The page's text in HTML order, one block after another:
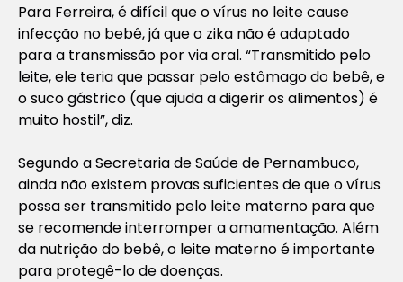
Para Ferreira, é difícil que o vírus no leite cause
infecção no bebê, já que o zika não é adaptado
para a transmissão por via oral. “Transmitido pelo
leite, ele teria que passar pelo estômago do bebê, e
o suco gástrico (que ajuda a digerir os alimentos) é
muito hostil”, diz.
Segundo a Secretaria de Saúde de Pernambuco,
ainda não existem provas suficientes de que o vírus
possa ser transmitido pelo leite materno para que
se recomende interromper a amamentação. Além
da nutrição do bebê, o leite materno é importante
para protegê-lo de doenças.